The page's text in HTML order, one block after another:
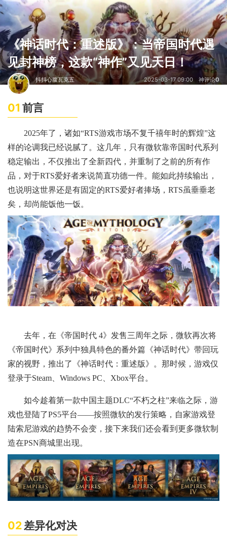
《神话时代：重述版》：当帝国时代遇
见封神榜，这款“神作”又见天日！
抖抖心腹瓦克五 2025-03-17 09:00 神评论0
01 前言
2025年了，诸如“RTS游戏市场不复千禧年时的辉煌”这
样的论调我已经说腻了。这几年，只有微软靠帝国时代系列
稳定输出，不仅推出了全新四代，并重制了之前的所有作
品，对于RTS爱好者来说简直功德一件。能如此持续输出，
也说明这世界还是有固定的RTS爱好者捧场，RTS虽垂垂老
矣，却尚能饭他一饭。
去年，在《帝国时代 4》发售三周年之际，微软再次将
《帝国时代》系列中独具特色的番外篇《神话时代》带回玩
家的视野，推出了《神话时代：重述版》。那时候，游戏仅
登录于Steam、Windows PC、Xbox平台。
如今趁着第一款中国主题DLC“不朽之柱”来临之际，游
戏也登陆了PS5平台——按照微软的发行策略，自家游戏登
陆索尼游戏的趋势不会变，接下来我们还会看到更多微软制
造在PSN商城里出现。
02差异化对决